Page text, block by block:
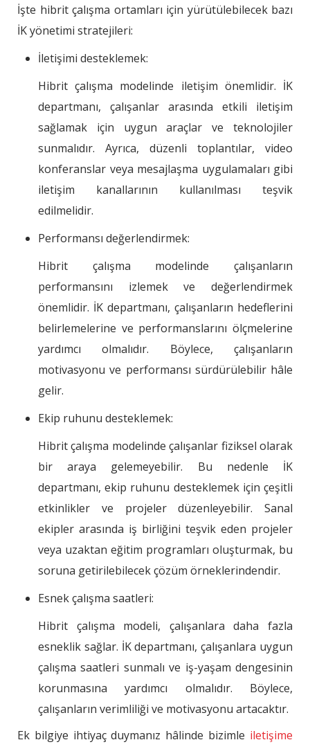
İşte hibrit çalışma ortamları için yürütülebilecek bazı
İK yönetimi stratejileri:
İletişimi desteklemek:
Hibrit çalışma modelinde iletişim önemlidir. İK
departmanı, çalışanlar arasında etkili iletişim
sağlamak için uygun araçlar ve teknolojiler
sunmalıdır. Ayrıca, düzenli toplantılar, video
konferanslar veya mesajlaşma uygulamaları gibi
iletişim kanallarının kullanılması teşvik
edilmelidir.
Performansı değerlendirmek:
Hibrit çalışma modelinde çalışanların
performansını izlemek ve değerlendirmek
önemlidir. İK departmanı, çalışanların hedeflerini
belirlemelerine ve performanslarını ölçmelerine
yardımcı olmalıdır. Böylece, çalışanların
motivasyonu ve performansı sürdürülebilir hâle
gelir.
Ekip ruhunu desteklemek:
Hibrit çalışma modelinde çalışanlar fiziksel olarak
bir araya gelemeyebilir. Bu nedenle İK
departmanı, ekip ruhunu desteklemek için çeşitli
etkinlikler ve projeler düzenleyebilir. Sanal
ekipler arasında iş birliğini teşvik eden projeler
veya uzaktan eğitim programları oluşturmak, bu
soruna getirilebilecek çözüm örneklerindendir.
Esnek çalışma saatleri:
Hibrit çalışma modeli, çalışanlara daha fazla
esneklik sağlar. İK departmanı, çalışanlara uygun
çalışma saatleri sunmalı ve iş-yaşam dengesinin
korunmasına yardımcı olmalıdır. Böylece,
çalışanların verimliliği ve motivasyonu artacaktır.
Ek bilgiye ihtiyaç duymanız hâlinde bizimle iletişime